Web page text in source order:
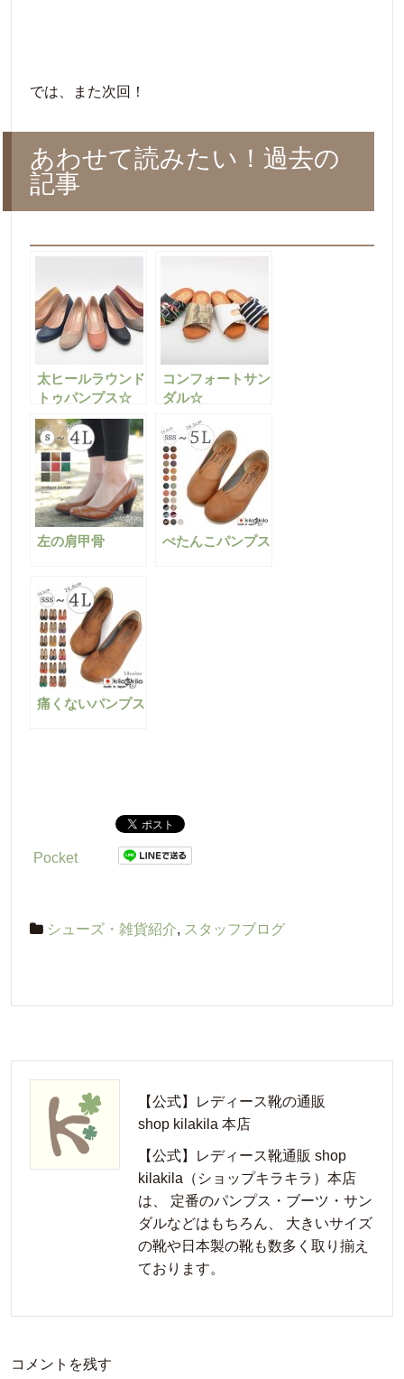
では、また次回！
あわせて読みたい！過去の
記事
太ヒールラウンド
トゥパンプス☆
コンフォートサン
ダル☆
左の肩甲骨 ぺたんこパンプス
痛くないパンプス
Pocket
シューズ・雑貨紹介, スタッフブログ
【公式】レディース靴の通販
shop kilakila 本店
【公式】レディース靴通販 shop
kilakila（ショップキラキラ）本店
は、 定番のパンプス・ブーツ・サン
ダルなどはもちろん、 大きいサイズ
の靴や日本製の靴も数多く取り揃え
ております。
コメントを残す